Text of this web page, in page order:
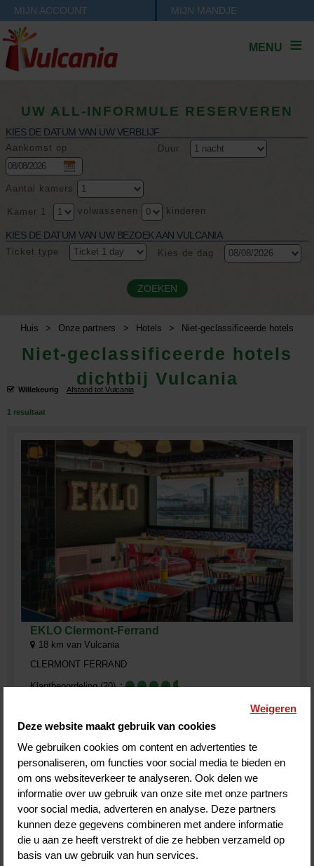
Weigeren
Deze website maakt gebruik van cookies
We gebruiken cookies om content en advertenties te
personaliseren, om functies voor social media te bieden en
om ons websiteverkeer te analyseren. Ook delen we
informatie over uw gebruik van onze site met onze partners
voor social media, adverteren en analyse. Deze partners
kunnen deze gegevens combineren met andere informatie
die u aan ze heeft verstrekt of die ze hebben verzameld op
basis van uw gebruik van hun services.
MIJN ACCOUNT MIJN MANDJE
MENU
UW ALL-INFORMULE RESERVEREN
KIES DE DATUM VAN UW VERBLIJF
Aankomst op Duur
Aantal kamers
Kamer 1 volwassenen kinderen
KIES DE DATUM VAN UW BEZOEK AAN VULCANIA
Ticket type Kies de dag
Huis > Onze partners > Hotels > Niet-geclassificeerde hotels
Niet-geclassificeerde hotels
dichtbij Vulcania
1 resultaat
Willekeurig Afstand tot Vulcania
EKLO Clermont-Ferrand
18 km van Vulcania
CLERMONT FERRAND
Klantbeoordeling(20)
De all-informule van Vulcania omvat: